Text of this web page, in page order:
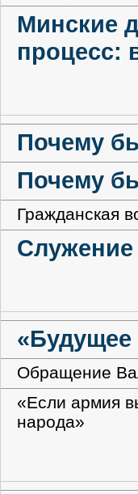
Минские
процесс:
Почему
Почему
Гражданская
Служение
«Будущее
Обращение
«Если армия
народа»